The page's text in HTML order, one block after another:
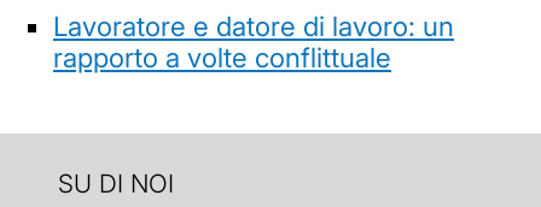
Lavoratore e datore di lavoro: un
rapporto a volte conflittuale
SU DI NOI